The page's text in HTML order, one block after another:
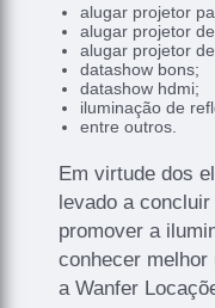
alugar projetor
alugar projetor
alugar projetor
datashow bons;
datashow hdmi;
iluminação de
entre outros.
Em virtude dos
levado a
promover a
conhecer melhor
a Wanfer